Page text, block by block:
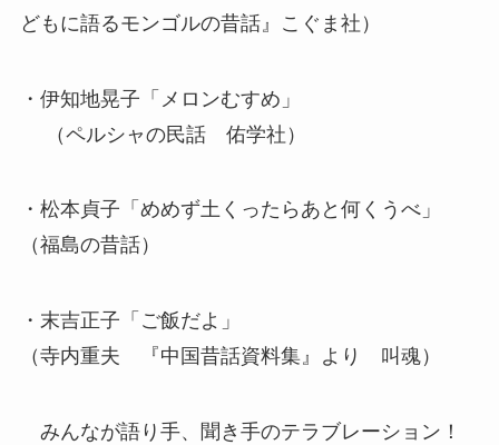
どもに語るモンゴルの昔話』こぐま社）
・伊知地晃子「メロンむすめ」
（ペルシャの民話 佑学社）
・松本貞子「めめず土くったらあと何くうべ」
（福島の昔話）
・末吉正子「ご飯だよ」
（寺内重夫 『中国昔話資料集』より 叫魂）
みんなが語り手、聞き手のテラブレーション！